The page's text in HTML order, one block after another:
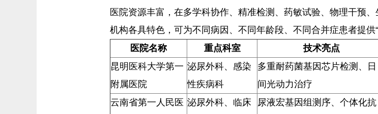
医院资源丰富，在多学科协作、精准检测、药敏试验、物理干预
机构各具特色，可为不同病因、不同年龄段、不同合并症患者提供“
医院名称
重点科室 技术亮点
昆明医科大学第一
附属医院
泌尿外科、感染
性疾病科
多重耐药菌基因芯片检测、日
间光动力治疗
云南省第一人民医 泌尿外科、临床
尿液宏基因组测序、个体化抗